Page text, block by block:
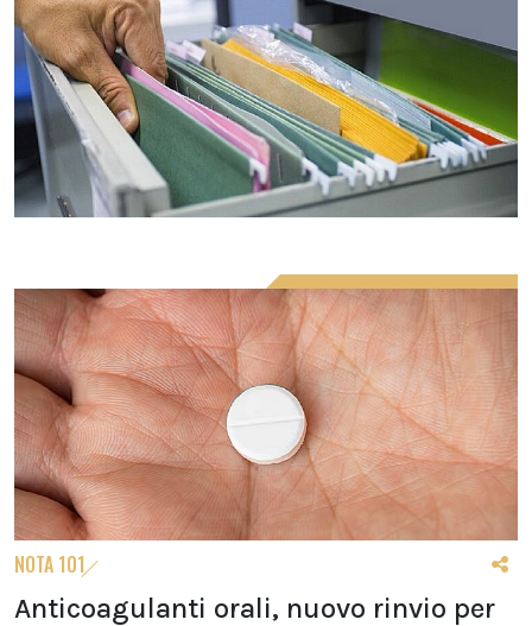
NOTA 101
Anticoagulanti orali, nuovo rinvio per